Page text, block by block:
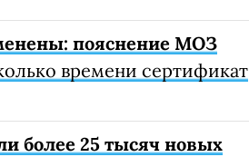
пояснение МОЗ
времени сертификат
более 25 тысяч новых